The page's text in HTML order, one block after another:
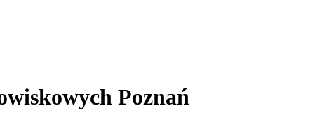
Poznań